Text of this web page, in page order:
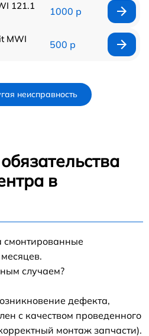
121.1
1000 р
MWI
500 р
неисправность
в
смонтированные
случаем?
дефекта,
с качеством проведенного
монтаж запчасти).